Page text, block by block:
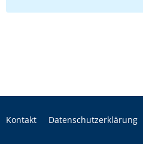
Kontakt Datenschutzerklärung